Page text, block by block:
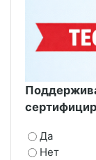
Да
Нет